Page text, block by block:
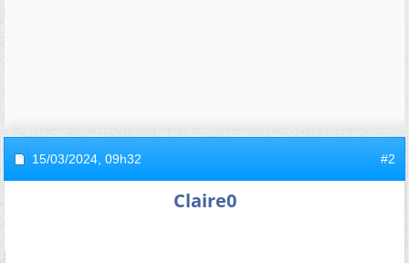
15/03/2024, 09h32 #2
Claire0